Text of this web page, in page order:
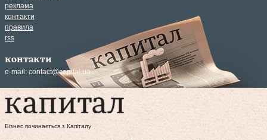
реклама
контакти
правила
rss
контакти
e-mail: contact@capital.ua
Бізнес починається з Капіталу